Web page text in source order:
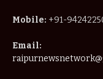
Mobile: +91-
Email: